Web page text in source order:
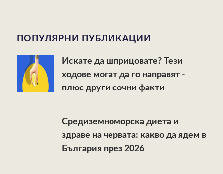
ПОПУЛЯРНИ ПУБЛИКАЦИИ
Искате да шприцовате? Тези
ходове могат да го направят -
плюс други сочни факти
Средиземноморска диета и
здраве на червата: какво да ядем в
България през 2026